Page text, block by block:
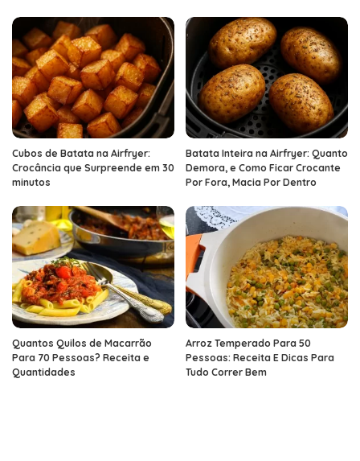
Cubos de Batata na Airfryer:
Crocância que Surpreende em 30
minutos
Batata Inteira na Airfryer: Quanto
Demora, e Como Ficar Crocante
Por Fora, Macia Por Dentro
Quantos Quilos de Macarrão
Para 70 Pessoas? Receita e
Quantidades
Arroz Temperado Para 50
Pessoas: Receita E Dicas Para
Tudo Correr Bem